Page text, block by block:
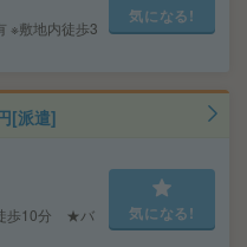
※敷地内徒歩3
気になる!
[派遣]
歩10分 ★バ
気になる!